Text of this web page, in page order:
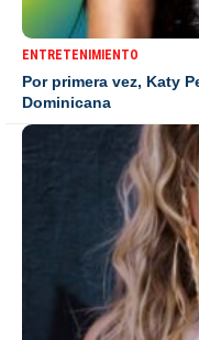
ENTRETENIMIENTO
Por primera vez, Katy
Dominicana